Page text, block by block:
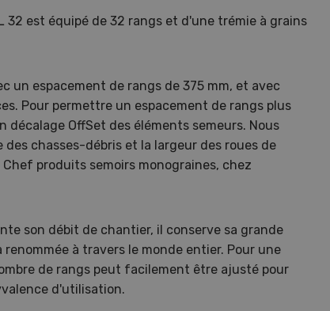
32 est équipé de 32 rangs et d'une trémie à grains
un espacement de rangs de 375 mm, et avec
Pour permettre un espacement de rangs plus
décalage OffSet des éléments semeurs. Nous
chasses-débris et la largeur des roues de
produits semoirs monograines, chez
son débit de chantier, il conserve sa grande
à travers le monde entier. Pour une
de rangs peut facilement être ajusté pour
d'utilisation.